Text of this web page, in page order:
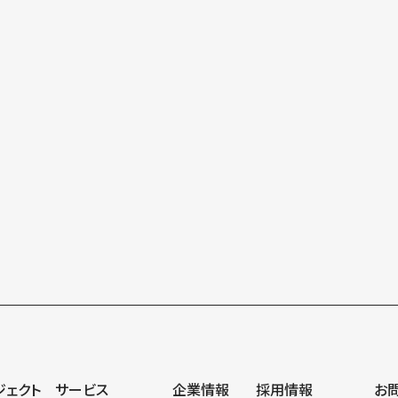
クト
サービス 企業情報 採用情報
お